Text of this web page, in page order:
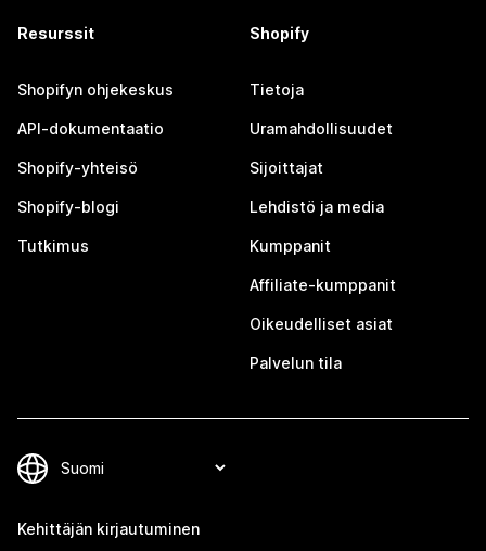
Resurssit
Shopifyn ohjekeskus
API-dokumentaatio
Shopify-yhteisö
Shopify-blogi
Tutkimus
Shopify
Tietoja
Uramahdollisuudet
Sijoittajat
Lehdistö ja media
Kumppanit
Affiliate-kumppanit
Oikeudelliset asiat
Palvelun tila
Kehittäjän kirjautuminen